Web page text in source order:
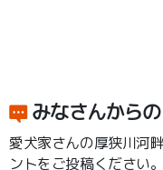
みなさんから
愛犬家さんの厚狭川河
ントをご投稿ください。